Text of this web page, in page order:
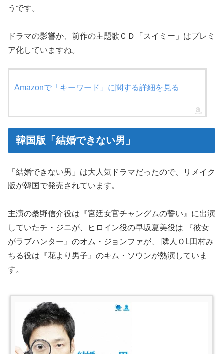
うです。
ドラマの影響か、前作の主題歌ＣＤ「スイミー」はプレミ
ア化していますね。
Amazonで「キーワード」に関する詳細を見る
韓国版「結婚できない男」
「結婚できない男」は大人気ドラマだったので、リメイク
版が韓国で発売されています。
主演の桑野信介役は『宮廷女官チャングムの誓い』に出演
していたチ・ジニが、ヒロイン役の早坂夏美役は 『彼女
がラブハンター』のオム・ジョンファが、 隣人ＯL田村み
ちる役は『花より男子』のキム・ソウンが熱演していま
す。